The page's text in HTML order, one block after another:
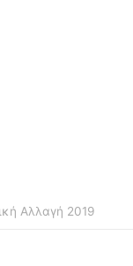
Αλλαγή 2019